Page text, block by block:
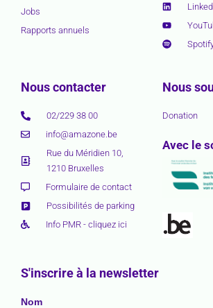
Jobs
Rapports annuels
Nous contacter
02/229 38 00
info@amazone.be
Rue du Méridien 10,
1210 Bruxelles
Formulaire de contact
Possibilités de parking
Info PMR - cliquez ici
Nous
Donation
Avec le
S'inscrire à la newsletter
Nom